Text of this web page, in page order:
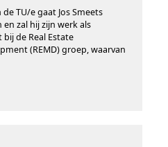
TU/e gaat Jos Smeets
zal hij zijn werk als
de Real Estate
(REMD) groep, waarvan